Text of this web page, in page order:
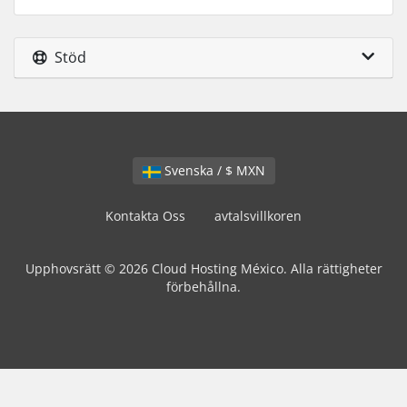
Stöd
Svenska / $ MXN
Kontakta Oss avtalsvillkoren
Upphovsrätt © 2026 Cloud Hosting México. Alla rättigheter
förbehållna.